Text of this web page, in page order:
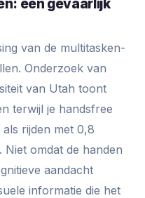
een gevaarlijk
van de multitasken-
Onderzoek van
van Utah toont
terwijl je handsfree
rijden met 0,8
omdat de handen
aandacht
informatie die het